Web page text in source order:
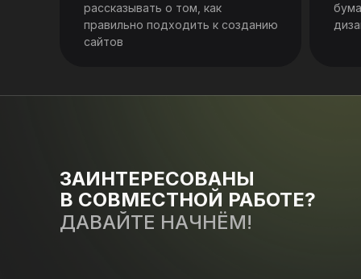
рассказывать о том, как
правильно подходить к созданию
сайтов
ЗАИНТЕРЕСОВАНЫ
В СОВМЕСТНОЙ РАБОТЕ?
ДАВАЙТЕ НАЧНЁМ!